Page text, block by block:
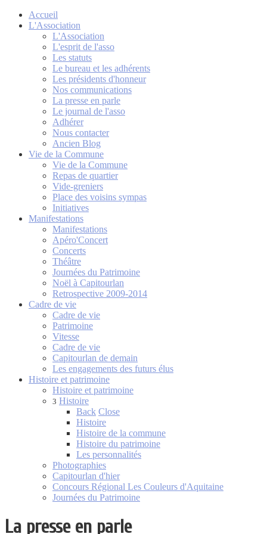
Accueil
L'Association
L'Association
L'esprit de l'asso
Les statuts
Le bureau et les adhérents
Les présidents d'honneur
Nos communications
La presse en parle
Le journal de l'asso
Adhérer
Nous contacter
Ancien Blog
Vie de la Commune
Vie de la Commune
Repas de quartier
Vide-greniers
Place des voisins sympas
Initiatives
Manifestations
Manifestations
Apéro'Concert
Concerts
Théâtre
Journées du Patrimoine
Noël à Capitourlan
Retrospective 2009-2014
Cadre de vie
Cadre de vie
Patrimoine
Vitesse
Cadre de vie
Capitourlan de demain
Les engagements des futurs élus
Histoire et patrimoine
Histoire et patrimoine
3 Histoire
Back Close
Histoire
Histoire de la commune
Histoire du patrimoine
Les personnalités
Photographies
Capitourlan d'hier
Concours Régional Les Couleurs d'Aquitaine
Journées du Patrimoine
La presse en parle